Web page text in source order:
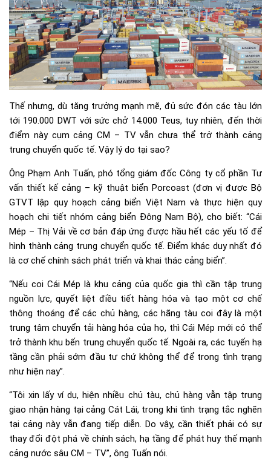
Thế nhưng, dù tăng trưởng mạnh mẽ, đủ sức đón các tàu lớn
tới 190.000 DWT với sức chở 14.000 Teus, tuy nhiên, đến thời
điểm này cụm cảng CM – TV vẫn chưa thể trở thành cảng
trung chuyển quốc tế. Vậy lý do tại sao?
Ông Phạm Anh Tuấn, phó tổng giám đốc Công ty cổ phần Tư
vấn thiết kế cảng – kỹ thuật biển Porcoast (đơn vị được Bộ
GTVT lập quy hoạch cảng biển Việt Nam và thực hiện quy
hoạch chi tiết nhóm cảng biển Đông Nam Bộ), cho biết: “Cái
Mép – Thị Vải về cơ bản đáp ứng được hầu hết các yếu tố để
hình thành cảng trung chuyển quốc tế. Điểm khác duy nhất đó
là cơ chế chính sách phát triển và khai thác cảng biển”.
“Nếu coi Cái Mép là khu cảng của quốc gia thì cần tập trung
nguồn lực, quyết liệt điều tiết hàng hóa và tạo một cơ chế
thông thoáng để các chủ hàng, các hãng tàu coi đây là một
trung tâm chuyển tải hàng hóa của họ, thì Cái Mép mới có thể
trở thành khu bến trung chuyển quốc tế. Ngoài ra, các tuyến hạ
tầng cần phải sớm đầu tư chứ không thể để trong tình trạng
như hiện nay”.
“Tôi xin lấy ví dụ, hiện nhiều chủ tàu, chủ hàng vẫn tập trung
giao nhận hàng tại cảng Cát Lái, trong khi tình trạng tắc nghẽn
tại cảng này vẫn đang tiếp diễn. Do vậy, cần thiết phải có sự
thay đổi đột phá về chính sách, hạ tầng để phát huy thế mạnh
cảng nước sâu CM – TV”, ông Tuấn nói.